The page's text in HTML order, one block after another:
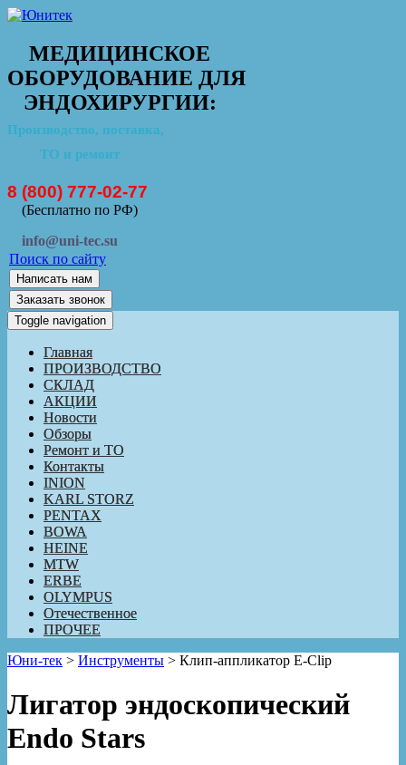
МЕДИЦИНСКОЕ
ОБОРУДОВАНИЕ ДЛЯ
ЭНДОХИРУРГИИ:
Производство, поставка,
ТО и ремонт
8 (800) 777-02-77
(Бесплатно по РФ)
info@uni-tec.su
Поиск по сайту
Написать нам
Заказать звонок
Toggle navigation
Главная
ПРОИЗВОДСТВО
СКЛАД
АКЦИИ
Новости
Обзоры
Ремонт и ТО
Контакты
INION
KARL STORZ
PENTAX
BOWA
HEINE
MTW
ERBE
OLYMPUS
Отечественное
ПРОЧЕЕ
Юни-тек > Инструменты > Клип-аппликатор E-Clip
Лигатор эндоскопический
Endo Stars